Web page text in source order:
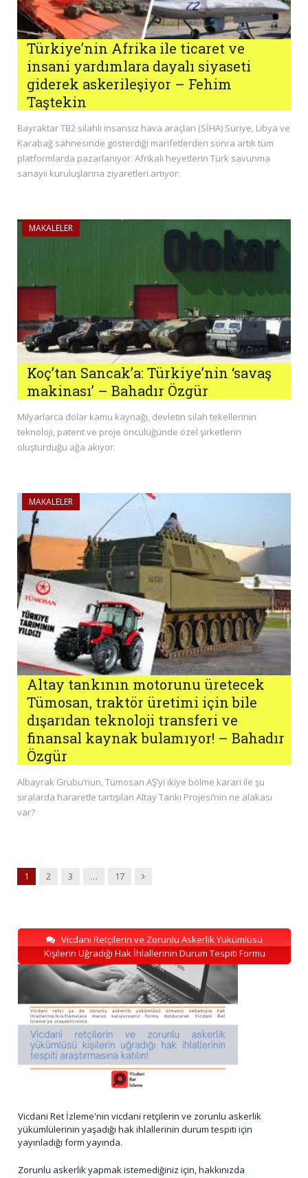
Türkiye’nin Afrika ile ticaret ve
insani yardımlara dayalı siyaseti
giderek askerileşiyor – Fehim
Taştekin
Bayraktar TB2 silahlı insansız hava araçları (SİHA) Suriye, Libya ve
Karabağ sahnesinde gösterdiği marifetlerden sonra artık tüm
platformlarda pazarlanıyor. Afrikalı heyetlerin Türk savunma
sanayii kuruluşlarına ziyaretleri artıyor.
MAKALELER
Koç’tan Sancak’a: Türkiye’nin ‘savaş
makinası’ – Bahadır Özgür
Milyarlarca dolar kamu kaynağı, devletin silah tekellerinin
teknoloji, patent ve proje öncülüğünde özel şirketlerin
oluşturduğu ağa akıyor.
MAKALELER
Altay tankının motorunu üretecek
Tümosan, traktör üretimi için bile
dışarıdan teknoloji transferi ve
finansal kaynak bulamıyor! – Bahadır
Özgür
Albayrak Grubu’nun, Tümosan AŞ’yi ikiye bölme kararı ile şu
sıralarda hararetle tartışılan Altay Tankı Projesi’nin ne alakası
var?
1 2 3 … 17 Next
Vicdani Retçilerin ve Zorunlu Askerlik Yükümlüsü
Kişilerin Uğradığı Hak İhlallerinin Durum Tespiti Formu
Vicdani Ret İzleme'nin vicdani retçilerin ve zorunlu askerlik
yükümlülerinin yaşadığı hak ihlallerinin durum tespiti için
yayınladığı form yayında.
Zorunlu askerlik yapmak istemediğiniz için, hakkınızda